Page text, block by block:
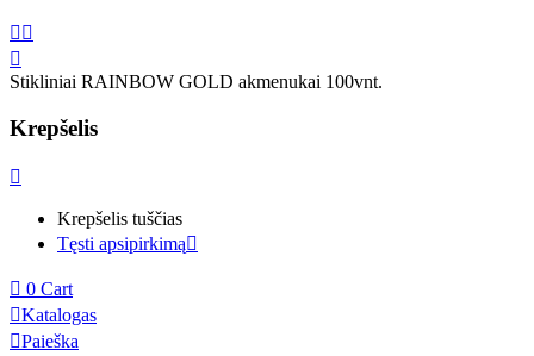
Stikliniai RAINBOW GOLD akmenukai 100vnt.
Krepšelis
Krepšelis tuščias
Tęsti apsipirkimą
0 Cart
Katalogas
Paieška